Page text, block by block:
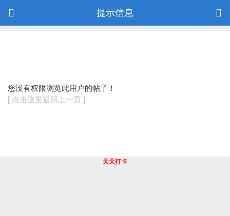
提示信息
您没有权限浏览此用户的帖子！
[ 点击这里返回上一页 ]
天天打卡